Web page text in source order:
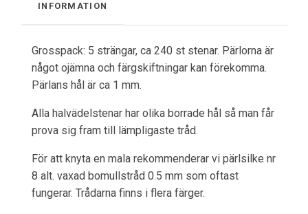
INFORMATION
Grosspack: 5 strängar, ca 240 st stenar. Pärlorna är
något ojämna och färgskiftningar kan förekomma.
Pärlans hål är ca 1 mm.
Alla halvädelstenar har olika borrade hål så man får
prova sig fram till lämpligaste tråd.
För att knyta en mala rekommenderar vi pärlsilke nr
8 alt. vaxad bomullstråd 0.5 mm som oftast
fungerar. Trådarna finns i flera färger.